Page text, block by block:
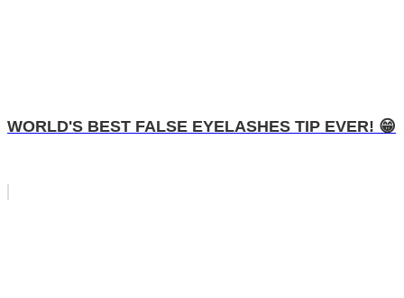
WORLD'S BEST FALSE EYELASHES TIP EVER! 😁